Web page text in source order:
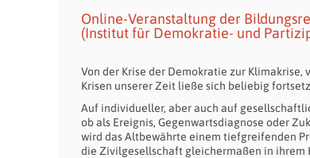
Online-Veranstaltung der
(Institut für Demokratie- und
Von der Krise der Demokratie zur
Krisen unserer Zeit ließe sich beliebig
Auf individueller, aber auch auf
ob als Ereignis, Gegenwartsdiagnose oder
wird das Altbewährte einem tiefgreifenden
die Zivilgesellschaft gleichermaßen in ihrem